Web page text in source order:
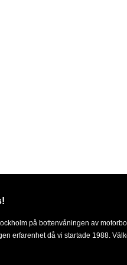
på bottenvåningen av
erfarenhet då vi startade 1988.